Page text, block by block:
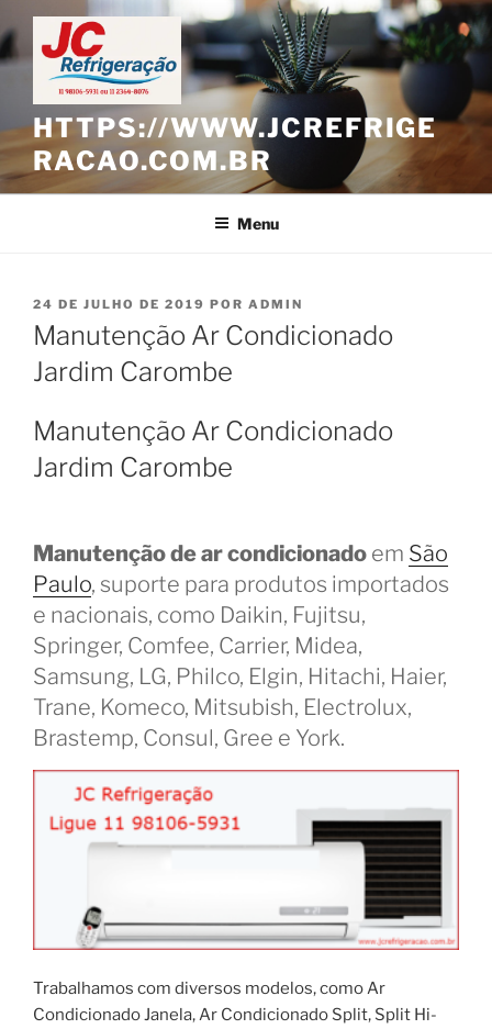
Pular
para
o
conteúdo
HTTPS://WWW.JCREFRIGE
RACAO.COM.BR
Menu
PUBLICADO
EM
24 DE JULHO DE 2019 POR ADMIN
Manutenção Ar Condicionado
Jardim Carombe
Manutenção Ar Condicionado
Jardim Carombe
Manutenção de ar condicionado em São
Paulo, suporte para produtos importados
e nacionais, como Daikin, Fujitsu,
Springer, Comfee, Carrier, Midea,
Samsung, LG, Philco, Elgin, Hitachi, Haier,
Trane, Komeco, Mitsubish, Electrolux,
Brastemp, Consul, Gree e York.
Trabalhamos com diversos modelos, como Ar
Condicionado Janela, Ar Condicionado Split, Split Hi-